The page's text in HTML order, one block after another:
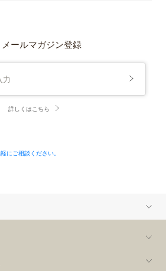
メールマガジン登録
詳しくはこちら